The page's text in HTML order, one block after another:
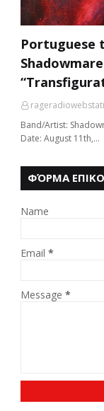
Portuguese
Band/Artist:
Date: August 11th,…
ΦΌΡΜΑ
Name
Email *
Message *